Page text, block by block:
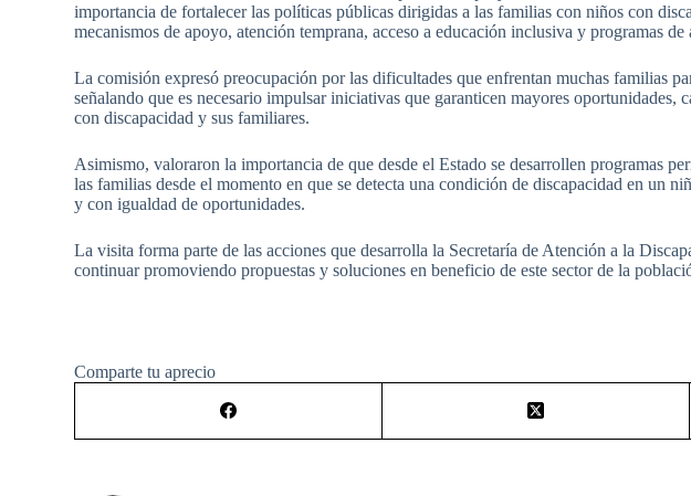
importancia de fortalecer las políticas públicas dirigidas a las familias con niños con
mecanismos de apoyo, atención temprana, acceso a educación inclusiva y programas
La comisión expresó preocupación por las dificultades que enfrentan muchas familias
señalando que es necesario impulsar iniciativas que garanticen mayores oportunidades,
con discapacidad y sus familiares.
Asimismo, valoraron la importancia de que desde el Estado se desarrollen programas
las familias desde el momento en que se detecta una condición de discapacidad en un
y con igualdad de oportunidades.
La visita forma parte de las acciones que desarrolla la Secretaría de Atención a la
continuar promoviendo propuestas y soluciones en beneficio de este sector de la
Comparte tu aprecio